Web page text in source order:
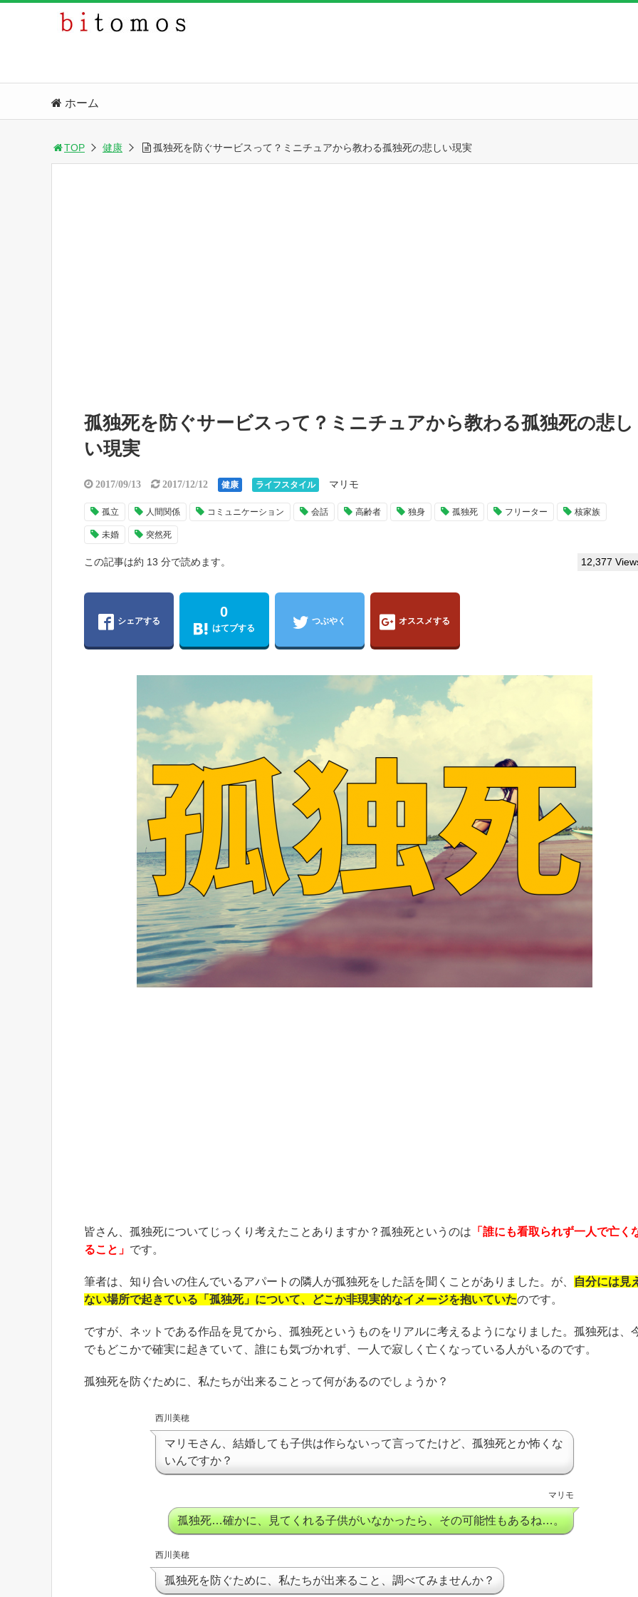
ホーム
TOP 健康 孤独死を防ぐサービスって？ミニチュアから教わる孤独死の悲しい現実
孤独死を防ぐサービスって？ミニチュアから教わる孤独死の悲し
い現実
2017/09/13 2017/12/12 健康 ライフスタイル マリモ
孤立 人間関係 コミュニケーション 会話 高齢者 独身 孤独死 フリーター 核家族
未婚 突然死
この記事は約 13 分で読めます。 12,377
シェアする
0
はてブする
つぶやく オススメする
皆さん、孤独死についてじっくり考えたことありますか？孤独死というのは 「誰にも看取られず一人で亡く
ること」 です。
筆者は、知り合いの住んでいるアパートの隣人が孤独死をした話を聞くことがありました。が、
自分には見
ない場所で起きている「孤独死」について、どこか非現実的なイメージを抱いていたのです。
ですが、ネットである作品を見てから、孤独死というものをリアルに考えるようになりました。孤独死は、
でもどこかで確実に起きていて、誰にも気づかれず、一人で寂しく亡くなっている人がいるのです。
孤独死を防ぐために、私たちが出来ることって何があるのでしょうか？
西川美穂
マリモさん、結婚しても子供は作らないって言ってたけど、孤独死とか怖くな
いんですか？
マリモ
孤独死…確かに、見てくれる子供がいなかったら、その可能性もあるね…。
西川美穂
孤独死を防ぐために、私たちが出来ること、調べてみませんか？